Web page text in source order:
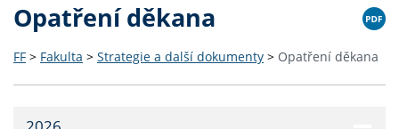
Opatření děkana
FF > Fakulta > Strategie a další dokumenty > Opatření děkana